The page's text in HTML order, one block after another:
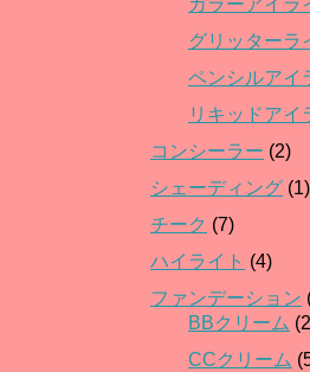
カラーアイラ
グリッターラ
ペンシルアイ
リキッドアイ
コンシーラー (2)
シェーディング (1)
チーク (7)
ハイライト (4)
ファンデーション
BBクリーム
CCクリーム